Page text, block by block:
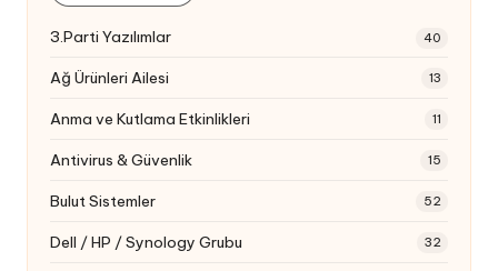
3.Parti Yazılımlar 40
Ağ Ürünleri Ailesi 13
Anma ve Kutlama Etkinlikleri 11
Antivirus & Güvenlik 15
Bulut Sistemler 52
Dell / HP / Synology Grubu 32